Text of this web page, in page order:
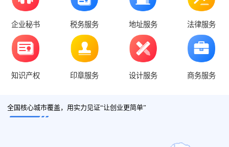
企业秘书 税务服务 地址服务 法律服务
知识产权 印章服务 设计服务 商务服务
全国核心城市覆盖，用实力见证“让创业更简单”